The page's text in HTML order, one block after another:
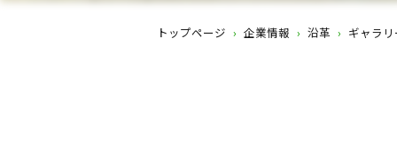
トップページ › 企業情報 › 沿革 › ギャラ